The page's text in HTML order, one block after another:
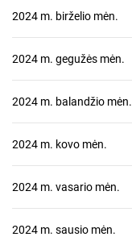
2024 m. birželio mėn.
2024 m. gegužės mėn.
2024 m. balandžio mėn.
2024 m. kovo mėn.
2024 m. vasario mėn.
2024 m. sausio mėn.